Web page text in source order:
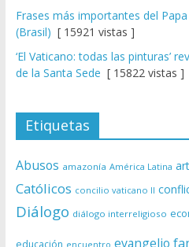
Frases más importantes del
(Brasil) [ 15921 vistas ]
‘El Vaticano: todas las pinturas’
de la Santa Sede [ 15822 vistas ]
Etiquetas
Abusos amazonía América Latina
Católicos concilio vaticano II
Diálogo diálogo interreligioso
educación encuentro evangelio